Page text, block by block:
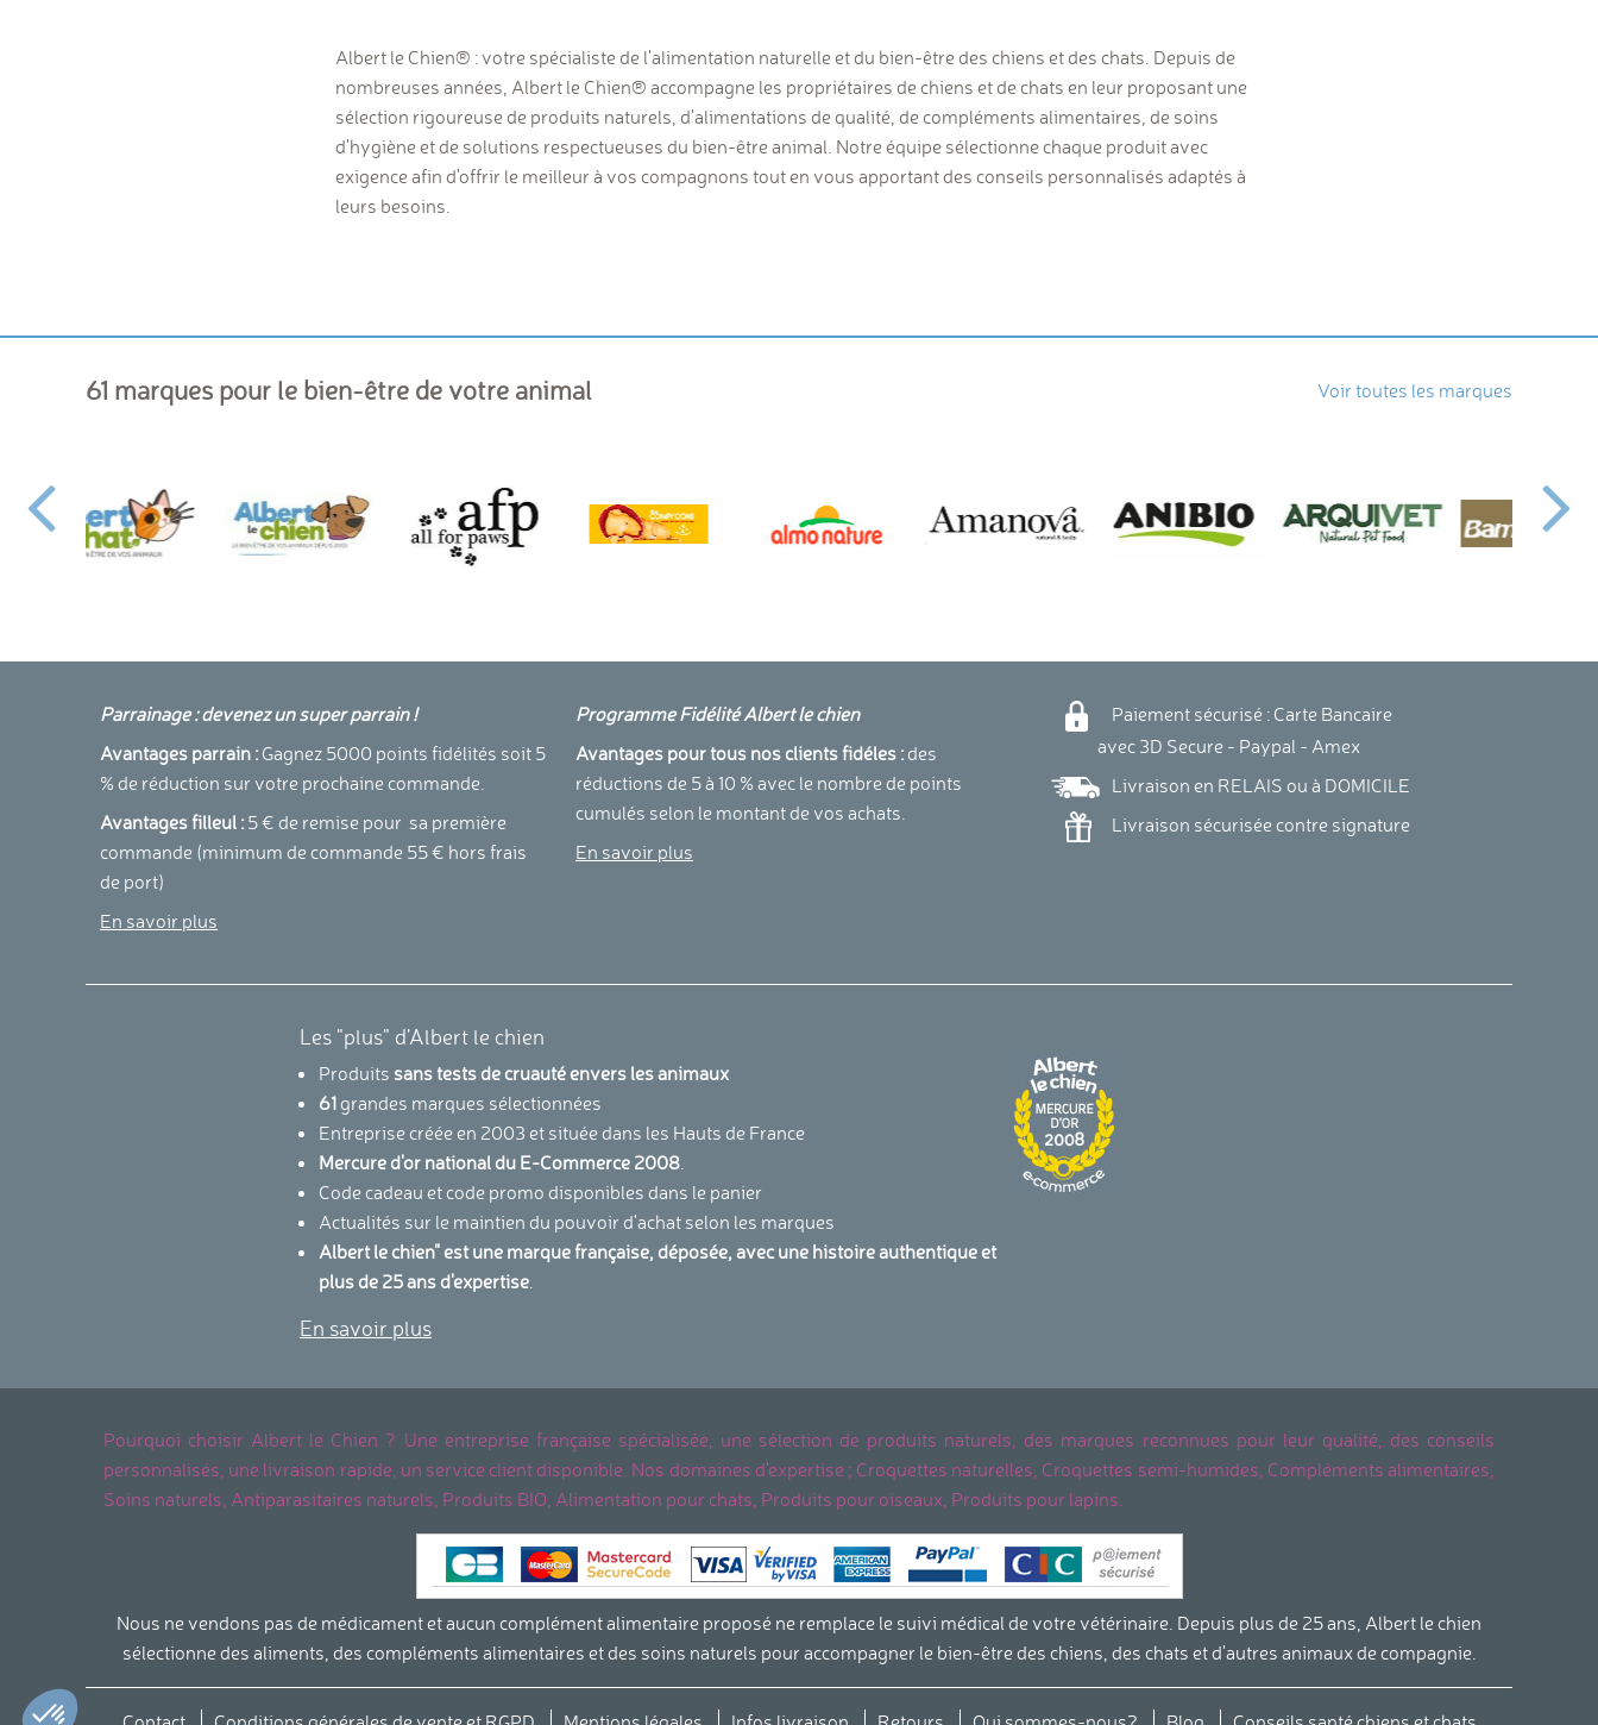
Albert le Chien® : votre spécialiste de l'alimentation naturelle et du bien-être des chiens et des chats. Depuis de
nombreuses années, Albert le Chien® accompagne les propriétaires de chiens et de chats en leur proposant une
sélection rigoureuse de produits naturels, d'alimentations de qualité, de compléments alimentaires, de soins
d'hygiène et de solutions respectueuses du bien-être animal. Notre équipe sélectionne chaque produit avec
exigence afin d'offrir le meilleur à vos compagnons tout en vous apportant des conseils personnalisés adaptés à
leurs besoins.
61 marques pour le bien-être de votre animal Voir toutes les marques
Parrainage : devenez un super parrain !
Avantages parrain : Gagnez 5000 points fidélités soit 5
% de réduction sur votre prochaine commande.
Avantages filleul : 5 € de remise pour sa première
commande (minimum de commande 55 € hors frais
de port)
En savoir plus
Programme Fidélité Albert le chien
Avantages pour tous nos clients fidéles : des
réductions de 5 à 10 % avec le nombre de points
cumulés selon le montant de vos achats.
En savoir plus
Paiement sécurisé : Carte Bancaire
avec 3D Secure - Paypal - Amex
Livraison en RELAIS ou à DOMICILE
Livraison sécurisée contre signature
Les "plus" d'Albert le chien
Produits sans tests de cruauté envers les animaux
61 grandes marques sélectionnées
Entreprise créée en 2003 et située dans les Hauts de France
Mercure d'or national du E-Commerce 2008
Code cadeau et code promo disponibles dans le panier
Actualités sur le maintien du pouvoir d'achat selon les marques
Albert le chien" est une marque française, déposée, avec une histoire authentique et
plus de 25 ans d'expertise
En savoir plus
Pourquoi choisir Albert le Chien ? Une entreprise française spécialisée, une sélection de produits naturels, des marques reconnues pour leur qualité, des conseils
personnalisés, une livraison rapide, un service client disponible. Nos domaines d'expertise ; Croquettes naturelles, Croquettes semi-humides, Compléments alimentaires,
Soins naturels, Antiparasitaires naturels, Produits BIO, Alimentation pour chats, Produits pour oiseaux, Produits pour lapins.
Nous ne vendons pas de médicament et aucun complément alimentaire proposé ne remplace le suivi médical de votre vétérinaire. Depuis plus de 25 ans, Albert le chien
sélectionne des aliments, des compléments alimentaires et des soins naturels pour accompagner le bien-être des chiens, des chats et d'autres animaux de compagnie.
Notre plateforme vous permet d'adapter et de gérer vos paramètres de confidentialité, en garantissant la conformité avec les réglementations. Personnalisez vos préférences pour